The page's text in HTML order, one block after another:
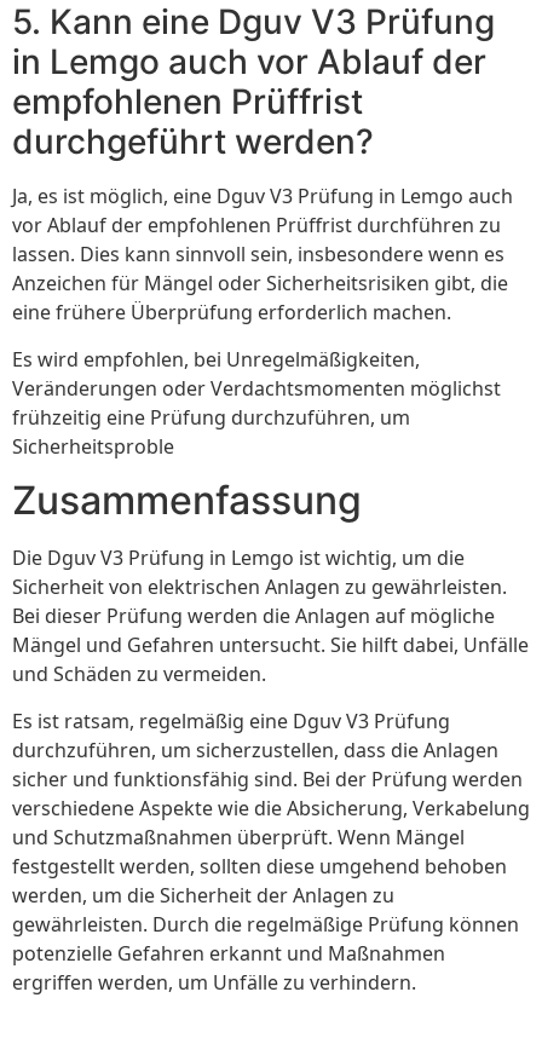
5. Kann eine Dguv V3 Prüfung
in Lemgo auch vor Ablauf der
empfohlenen Prüffrist
durchgeführt werden?
Ja, es ist möglich, eine Dguv V3 Prüfung in Lemgo auch
vor Ablauf der empfohlenen Prüffrist durchführen zu
lassen. Dies kann sinnvoll sein, insbesondere wenn es
Anzeichen für Mängel oder Sicherheitsrisiken gibt, die
eine frühere Überprüfung erforderlich machen.
Es wird empfohlen, bei Unregelmäßigkeiten,
Veränderungen oder Verdachtsmomenten möglichst
frühzeitig eine Prüfung durchzuführen, um
Sicherheitsproble
Zusammenfassung
Die Dguv V3 Prüfung in Lemgo ist wichtig, um die
Sicherheit von elektrischen Anlagen zu gewährleisten.
Bei dieser Prüfung werden die Anlagen auf mögliche
Mängel und Gefahren untersucht. Sie hilft dabei, Unfälle
und Schäden zu vermeiden.
Es ist ratsam, regelmäßig eine Dguv V3 Prüfung
durchzuführen, um sicherzustellen, dass die Anlagen
sicher und funktionsfähig sind. Bei der Prüfung werden
verschiedene Aspekte wie die Absicherung, Verkabelung
und Schutzmaßnahmen überprüft. Wenn Mängel
festgestellt werden, sollten diese umgehend behoben
werden, um die Sicherheit der Anlagen zu
gewährleisten. Durch die regelmäßige Prüfung können
potenzielle Gefahren erkannt und Maßnahmen
ergriffen werden, um Unfälle zu verhindern.